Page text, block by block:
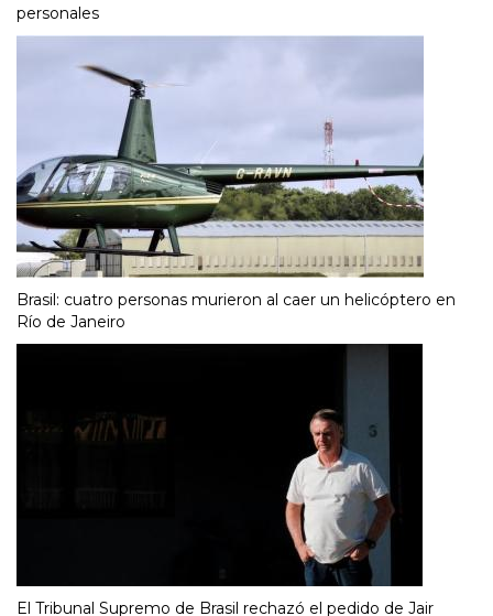
personales
Brasil: cuatro personas murieron al caer un helicóptero en
Río de Janeiro
El Tribunal Supremo de Brasil rechazó el pedido de Jair